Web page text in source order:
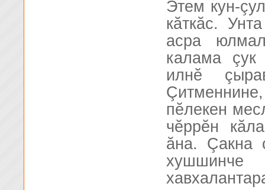
Этем кун-
кăткăс.
асра
калама çук
илнĕ
пĕлекен
чĕррĕн
ăна. Çакна